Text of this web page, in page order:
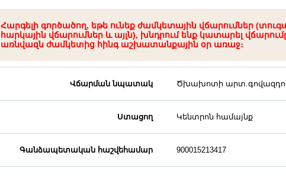
Հարգելի գործածող, եթե ունեք ժամկետային վճարումներ
հարկային վճարումներ և այլն), խնդրում ենք կատարել
առնվազն ժամկետից հինգ աշխատանքային օր առաջ։
Վճարման նպատակ Ծխախոտի
Ստացող Կենտրոն համայնք
Գանձապետական հաշվեհամար 900015213417